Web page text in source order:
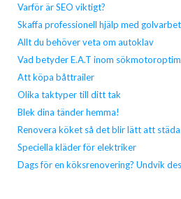
Varför är SEO viktigt?
Skaffa professionell hjälp med
Allt du behöver veta om autoklav
Vad betyder E.A.T inom
Att köpa båttrailer
Olika taktyper till ditt tak
Blek dina tänder hemma!
Renovera köket så det blir lätt att städa
Speciella kläder för elektriker
Dags för en köksrenovering? Undvik